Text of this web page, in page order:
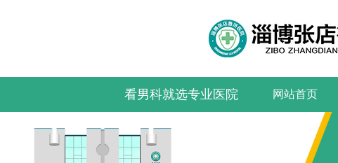
看男科就选专业医院 网站首页